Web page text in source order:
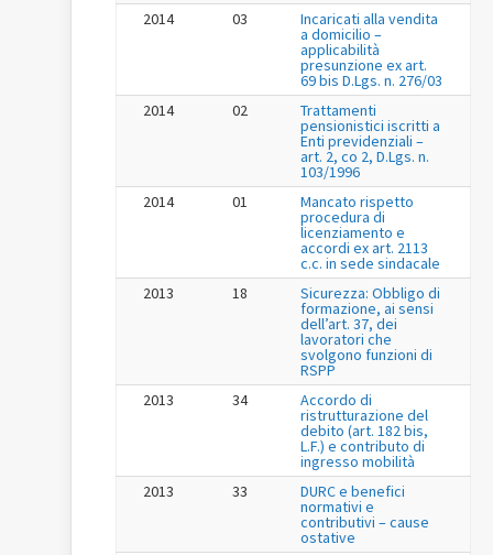
2014
03 Incaricati alla vendita
a domicilio –
applicabilità
presunzione ex art.
69 bis D.Lgs. n. 276/03
2014
02 Trattamenti
pensionistici iscritti a
Enti previdenziali –
art. 2, co 2, D.Lgs. n.
103/1996
2014
01 Mancato rispetto
procedura di
licenziamento e
accordi ex art. 2113
c.c. in sede sindacale
2013
18 Sicurezza: Obbligo di
formazione, ai sensi
dell’art. 37, dei
lavoratori che
svolgono funzioni di
RSPP
2013
34 Accordo di
ristrutturazione del
debito (art. 182 bis,
L.F.) e contributo di
ingresso mobilità
2013
33 DURC e benefici
normativi e
contributivi – cause
ostative